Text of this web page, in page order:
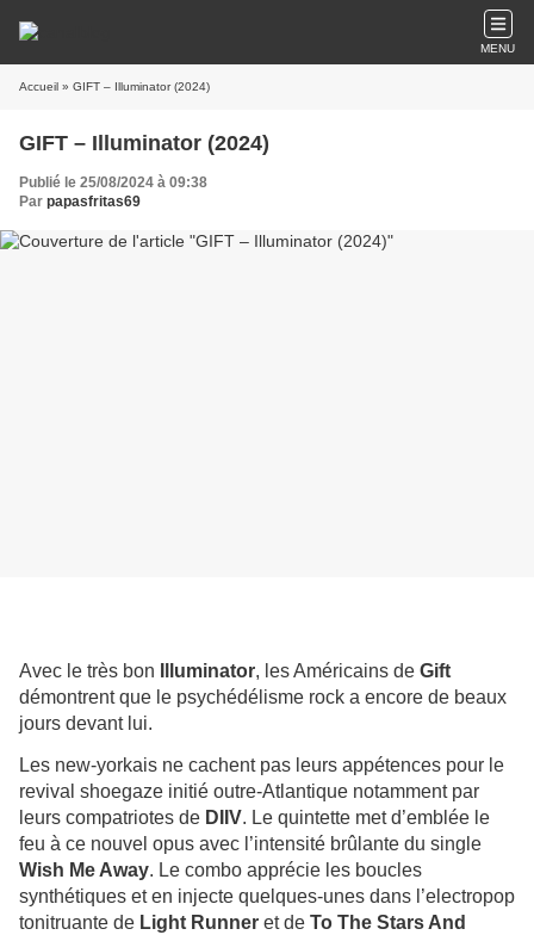
MENU
Accueil » GIFT – Illuminator (2024)
GIFT – Illuminator (2024)
Publié le 25/08/2024 à 09:38
Par papasfritas69
Avec le très bon Illuminator, les Américains de Gift
démontrent que le psychédélisme rock a encore de beaux
jours devant lui.
Les new-yorkais ne cachent pas leurs appétences pour le
revival shoegaze initié outre-Atlantique notamment par
leurs compatriotes de DIIV. Le quintette met d’emblée le
feu à ce nouvel opus avec l’intensité brûlante du single
Wish Me Away. Le combo apprécie les boucles
synthétiques et en injecte quelques-unes dans l’electropop
tonitruante de Light Runner et de To The Stars And